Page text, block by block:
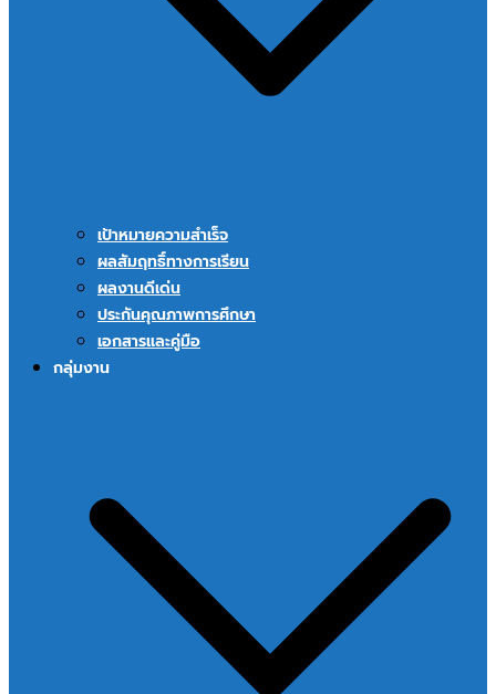
เป้าหมายความสำเร็จ
ผลสัมฤทธิ์ทางการเรียน
ผลงานดีเด่น
ประกันคุณภาพการศึกษา
เอกสารและคู่มือ
กลุ่มงาน